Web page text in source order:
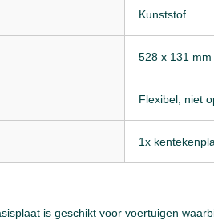
Kunststof
528 x 131 mm
Flexibel, niet
1x
is geschikt voor voertuigen